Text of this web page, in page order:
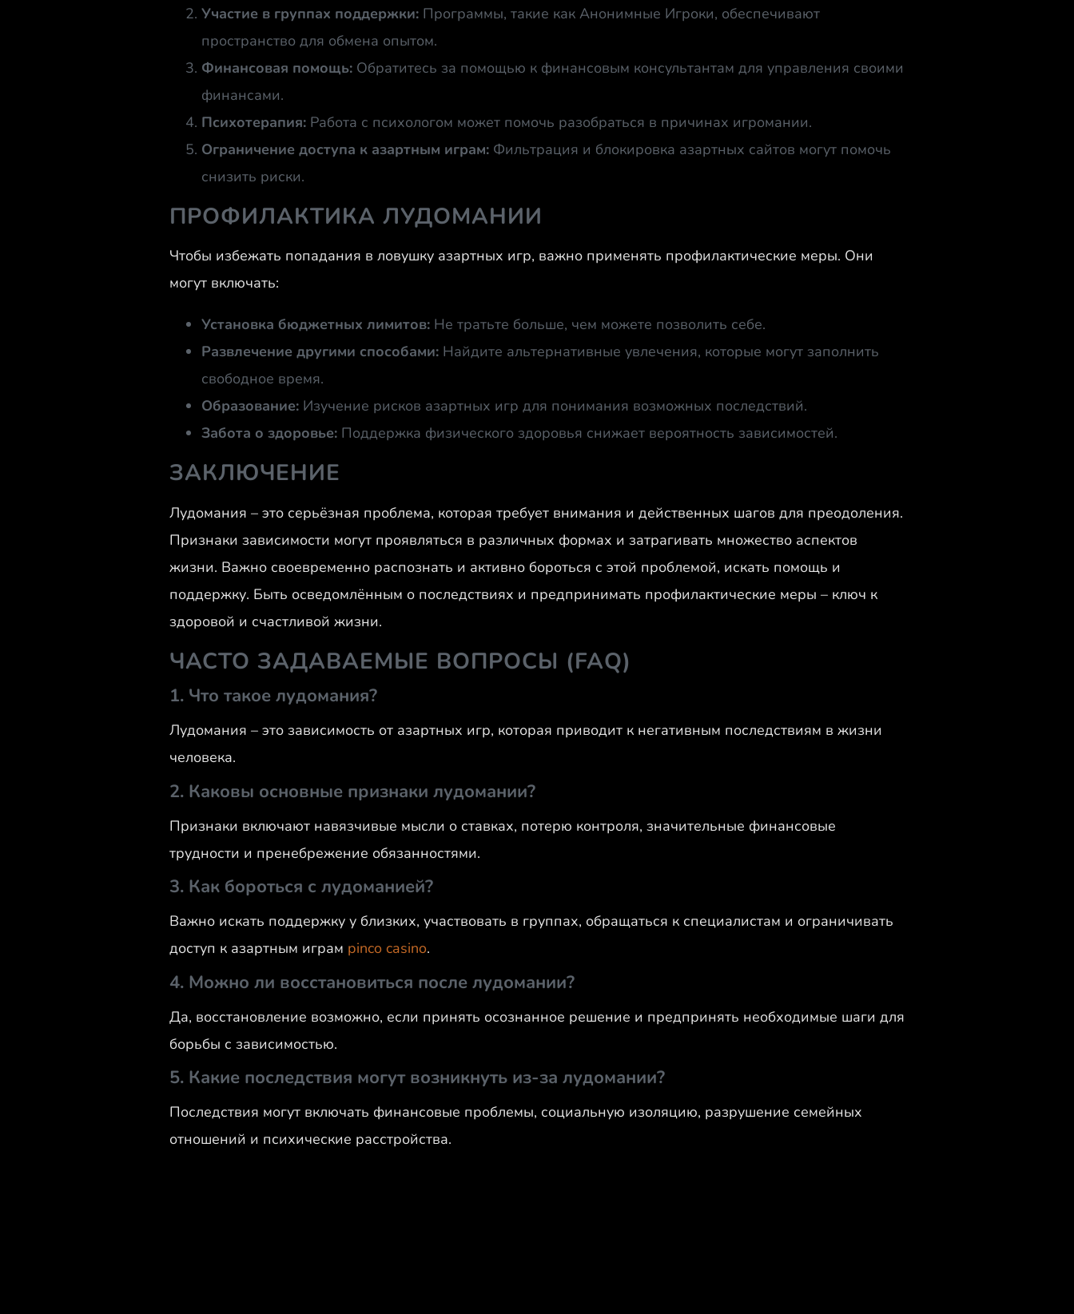
Участие в группах поддержки: Программы, такие как Анонимные Игроки, обеспечивают
пространство для обмена опытом.
Финансовая помощь: Обратитесь за помощью к финансовым консультантам для управления своими
финансами.
Психотерапия: Работа с психологом может помочь разобраться в причинах игромании.
Ограничение доступа к азартным играм: Фильтрация и блокировка азартных сайтов могут помочь
снизить риски.
ПРОФИЛАКТИКА ЛУДОМАНИИ
Чтобы избежать попадания в ловушку азартных игр, важно применять профилактические меры. Они
могут включать:
Установка бюджетных лимитов: Не тратьте больше, чем можете позволить себе.
Развлечение другими способами: Найдите альтернативные увлечения, которые могут заполнить
свободное время.
Образование: Изучение рисков азартных игр для понимания возможных последствий.
Забота о здоровье: Поддержка физического здоровья снижает вероятность зависимостей.
ЗАКЛЮЧЕНИЕ
Лудомания – это серьёзная проблема, которая требует внимания и действенных шагов для преодоления.
Признаки зависимости могут проявляться в различных формах и затрагивать множество аспектов
жизни. Важно своевременно распознать и активно бороться с этой проблемой, искать помощь и
поддержку. Быть осведомлённым о последствиях и предпринимать профилактические меры – ключ к
здоровой и счастливой жизни.
ЧАСТО ЗАДАВАЕМЫЕ ВОПРОСЫ (FAQ)
1. Что такое лудомания?
Лудомания – это зависимость от азартных игр, которая приводит к негативным последствиям в жизни
человека.
2. Каковы основные признаки лудомании?
Признаки включают навязчивые мысли о ставках, потерю контроля, значительные финансовые
трудности и пренебрежение обязанностями.
3. Как бороться с лудоманией?
Важно искать поддержку у близких, участвовать в группах, обращаться к специалистам и ограничивать
доступ к азартным играм pinco casino.
4. Можно ли восстановиться после лудомании?
Да, восстановление возможно, если принять осознанное решение и предпринять необходимые шаги для
борьбы с зависимостью.
5. Какие последствия могут возникнуть из-за лудомании?
Последствия могут включать финансовые проблемы, социальную изоляцию, разрушение семейных
отношений и психические расстройства.